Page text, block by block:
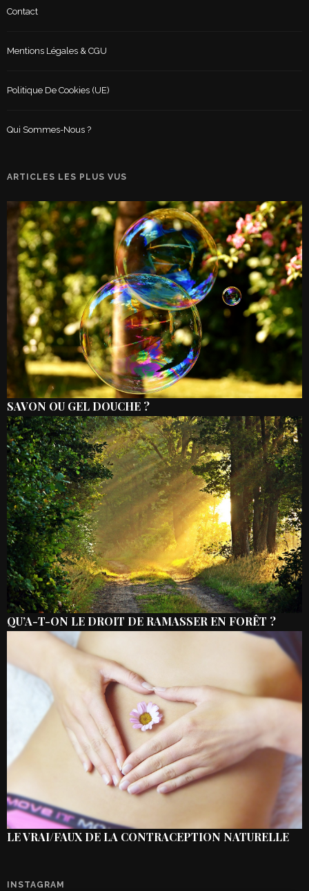
Contact
Mentions Légales & CGU
Politique De Cookies (UE)
Qui Sommes-Nous ?
ARTICLES LES PLUS VUS
SAVON OU GEL DOUCHE ?
QU’A-T-ON LE DROIT DE RAMASSER EN FORÊT ?
LE VRAI/FAUX DE LA CONTRACEPTION NATURELLE
INSTAGRAM